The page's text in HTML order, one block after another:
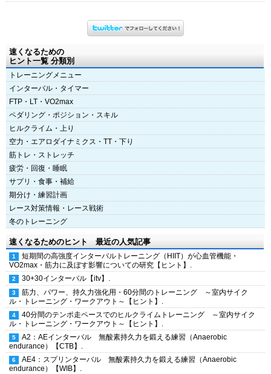
速くなるための
ヒント一覧 分類別
トレーニングメニュー
インターバル・タイマー
FTP・LT・VO2max
ペダリング・ポジション・スキル
ヒルクライム・上り
空力・エアロダイナミクス・TT・下り
筋トレ・ストレッチ
疲労・回復・睡眠
サプリ・食事・補給
期分け・練習計画
レース対策情報・レース戦術
冬のトレーニング
速くなるためのヒント 最近の人気記事
短期間の高強度インターバルトレーニング（HIIT）が心血管機能・
VO2max・筋力に及ぼす影響についての研究【ヒント】.
30+30インターバル【itv】.
筋力、パワー、持久力強化用・60分間のトレーニング ～室内サイク
ル・トレーニング・ワークアウト～【ヒント】.
40分間のテンポ走ペースでのヒルクライムトレーニング ～室内サイク
ル・トレーニング・ワークアウト～【ヒント】.
A2：AEインターバル 無酸素持久力を鍛える練習（Anaerobic
endurance）【CTB】.
AE4：スプリンターバル 無酸素持久力を鍛える練習（Anaerobic
endurance）【WIB】.